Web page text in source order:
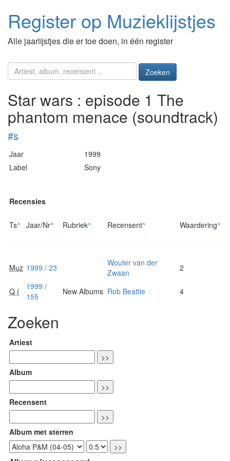
Register op Muzieklijstjes
Alle jaarlijstjes die er toe doen, in één register
Zoeken
Star wars : episode 1 The
phantom menace (soundtrack)
#s
Jaar
1999
Label
Sony
Recensies
Ts^ Jaar/Nr^ Rubriek^ Recensent^ Waardering^
Muz 1999 / 23
Wouter van der
Zwaan
2
Q (
1999 /
155
New Albums Rob Beattie 4
Zoeken
Artiest
Album
Recensent
Album met sterren